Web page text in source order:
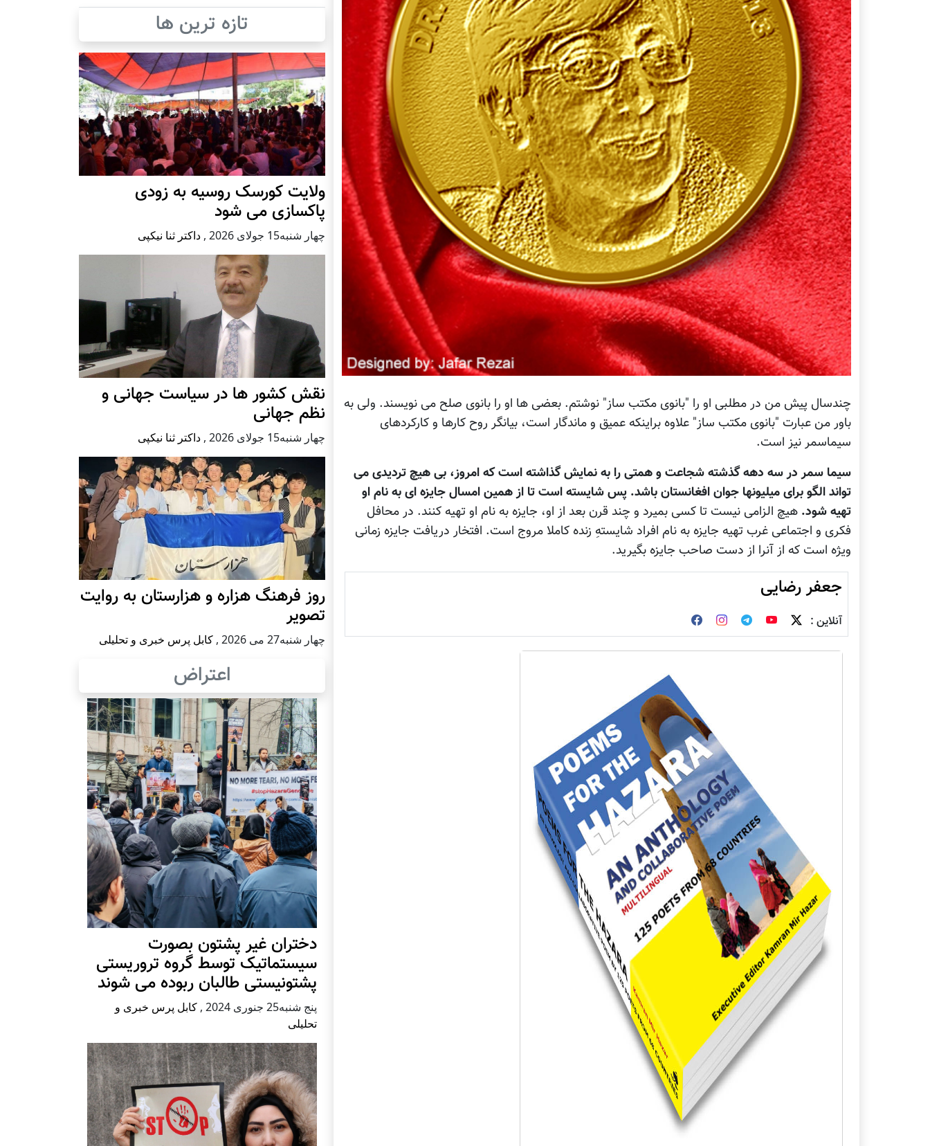
چندسال پیش من در مطلبی او را "بانوی مکتب ساز" نوشتم. بعضی ها او را بانوی صلح می نویسند. ولی به
باور من عبارت "بانوی مکتب ساز" علاوه براینکه عمیق و ماندگار است، بیانگر روح کارها و کارکردهای
سیماسمر نیز است.
سیما سمر در سه دهه گذشته شجاعت و همتی را به نمایش گذاشته است که امروز، بی هیچ تردیدی می
تواند الگو برای میلیونها جوان افغانستان باشد. پس شایسته است تا از همین امسال جایزه ای به نام او
تهیه شود. هیچ الزامی نیست تا کسی بمیرد و چند قرن بعد از او، جایزه به نام او تهیه کنند. در محافل
فکری و اجتماعی غرب تهیه جایزه به نام افراد شایستهِ زنده کاملا مروج است. افتخار دریافت جایزه زمانی
ویژه است که از آنرا از دست صاحب جایزه بگیرید.
جعفر رضایی
آنلاین :
تازه ترین ها
ولایت کورسک روسیه به زودی
پاکسازی می شود
چهار شنبه15 جولای 2026 , داکتر ثنا نیکپی
نقش کشور ها در سیاست جهانی و
نظم جهانی
چهار شنبه15 جولای 2026 , داکتر ثنا نیکپی
روز فرهنگ هزاره و هزارستان به روایت
تصویر
چهار شنبه27 می 2026 , کابل پرس خبری و تحلیلی
اعتراض
دختران غیر پشتون بصورت
سیستماتیک توسط گروه تروریستی
پشتونیستی طالبان ربوده می شوند
پنج شنبه25 جنوری 2024 , کابل پرس خبری و
تحلیلی